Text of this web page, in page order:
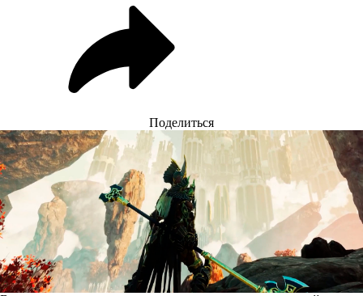
Поделиться